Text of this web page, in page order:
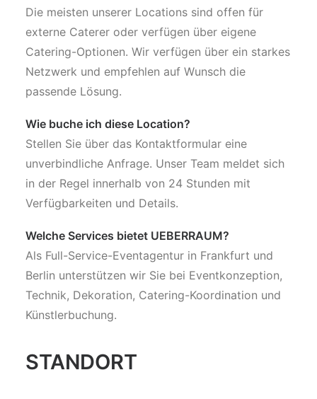
Die meisten unserer Locations sind offen für
externe Caterer oder verfügen über eigene
Catering-Optionen. Wir verfügen über ein starkes
Netzwerk und empfehlen auf Wunsch die
passende Lösung.
Wie buche ich diese Location?
Stellen Sie über das Kontaktformular eine
unverbindliche Anfrage. Unser Team meldet sich
in der Regel innerhalb von 24 Stunden mit
Verfügbarkeiten und Details.
Welche Services bietet UEBERRAUM?
Als Full-Service-Eventagentur in Frankfurt und
Berlin unterstützen wir Sie bei Eventkonzeption,
Technik, Dekoration, Catering-Koordination und
Künstlerbuchung.
STANDORT